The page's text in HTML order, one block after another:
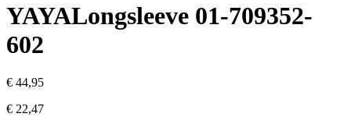
YAYALongsleeve 01-709352-
602
€ 44,95
€ 22,47